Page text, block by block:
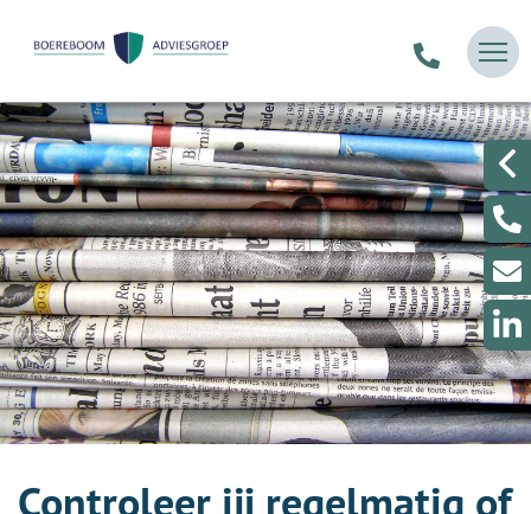
Controleer jij regelmatig of